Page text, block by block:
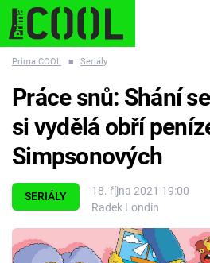
ESCAPE PLNEJ KOTEL
Témata
Filmy
Prima COOL ■ Seriály
SERIÁLY
18. října 2021 19:00
Radek Londin
Práce snů: Shání
si vydělá obří
Simpsonových